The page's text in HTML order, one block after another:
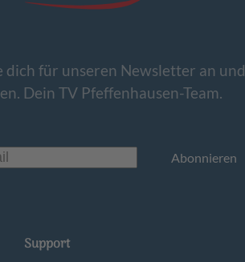
dich für unseren Newsletter an und
Dein TV Pfeffenhausen-Team.
Abonnieren
Support